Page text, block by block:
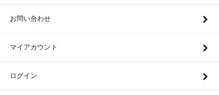
お問い合わせ
マイアカウント
ログイン